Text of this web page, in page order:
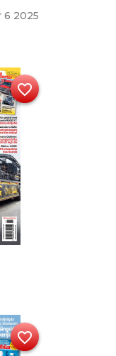
6 2025
favorite_border
favorite_border